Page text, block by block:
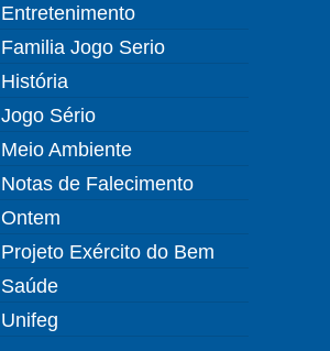
Entretenimento
Familia Jogo Serio
História
Jogo Sério
Meio Ambiente
Notas de Falecimento
Ontem
Projeto Exército do Bem
Saúde
Unifeg